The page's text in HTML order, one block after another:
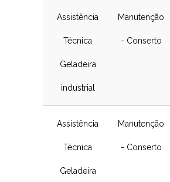
Assistência
Técnica
Geladeira
industrial
Manutenção
- Conserto
Assistência
Técnica
Geladeira
Manutenção
- Conserto